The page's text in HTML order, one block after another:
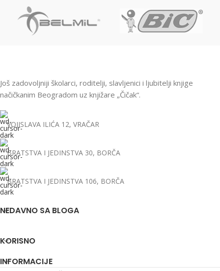
Još zadovoljniji školarci, roditelji, slavljenici i ljubitelji knjige
načičkanim Beogradom uz knjižare „Čičak“.
VOJISLAVA ILIĆA 12, VRAČAR
BRATSTVA I JEDINSTVA 30, BORČA
BRATSTVA I JEDINSTVA 106, BORČA
NEDAVNO SA BLOGA
KORISNO
INFORMACIJE